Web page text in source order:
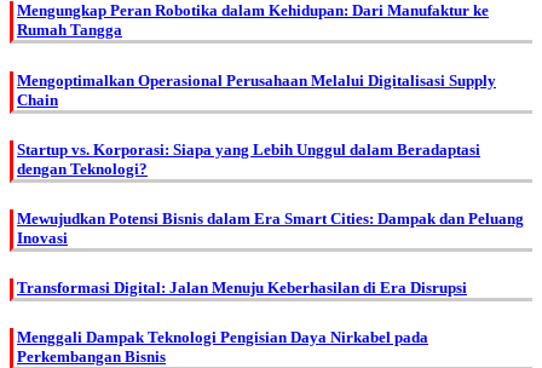
Mengungkap Peran Robotika dalam Kehidupan: Dari Manufaktur ke
Rumah Tangga
Mengoptimalkan Operasional Perusahaan Melalui Digitalisasi Supply
Chain
Startup vs. Korporasi: Siapa yang Lebih Unggul dalam Beradaptasi
dengan Teknologi?
Mewujudkan Potensi Bisnis dalam Era Smart Cities: Dampak dan Peluang
Inovasi
Transformasi Digital: Jalan Menuju Keberhasilan di Era Disrupsi
Menggali Dampak Teknologi Pengisian Daya Nirkabel pada
Perkembangan Bisnis